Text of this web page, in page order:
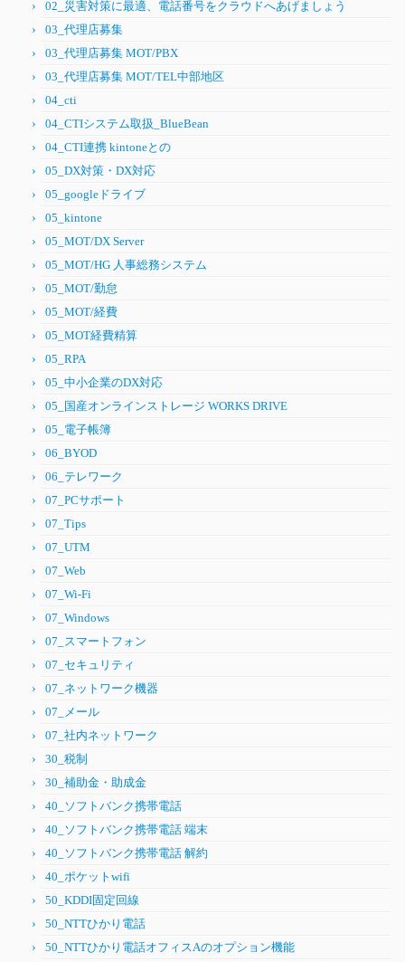
02_災害対策に最適、電話番号をクラウドへあげましょう
03_代理店募集
03_代理店募集 MOT/PBX
03_代理店募集 MOT/TEL中部地区
04_cti
04_CTIシステム取扱_BlueBean
04_CTI連携 kintoneとの
05_DX対策・DX対応
05_googleドライブ
05_kintone
05_MOT/DX Server
05_MOT/HG 人事総務システム
05_MOT/勤怠
05_MOT/経費
05_MOT経費精算
05_RPA
05_中小企業のDX対応
05_国産オンラインストレージ WORKS DRIVE
05_電子帳簿
06_BYOD
06_テレワーク
07_PCサポート
07_Tips
07_UTM
07_Web
07_Wi-Fi
07_Windows
07_スマートフォン
07_セキュリティ
07_ネットワーク機器
07_メール
07_社内ネットワーク
30_税制
30_補助金・助成金
40_ソフトバンク携帯電話
40_ソフトバンク携帯電話 端末
40_ソフトバンク携帯電話 解約
40_ポケットwifi
50_KDDI固定回線
50_NTTひかり電話
50_NTTひかり電話オフィスAのオプション機能